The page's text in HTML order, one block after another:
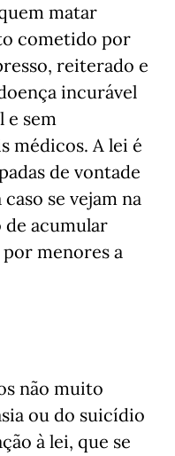
matar
cometido por
reiterado e
incurável
e sem
médicos. A lei é
de vontade
se vejam na
acumular
por menores a
não muito
ou do suicídio
à lei, que se